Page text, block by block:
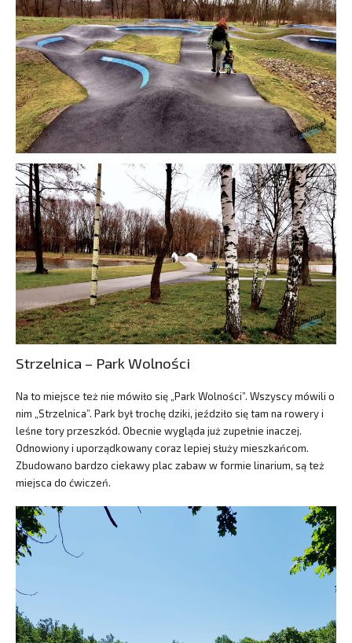
Strzelnica – Park Wolności
Na to miejsce też nie mówiło się „Park Wolności”. Wszyscy mówili o
nim „Strzelnica”. Park był trochę dziki, jeździło się tam na rowery i
leśne tory przeszkód. Obecnie wygląda już zupełnie inaczej.
Odnowiony i uporządkowany coraz lepiej służy mieszkańcom.
Zbudowano bardzo ciekawy plac zabaw w formie linarium, są też
miejsca do ćwiczeń.